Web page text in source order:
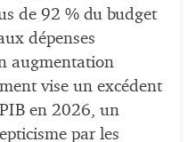
de 92 % du budget
dépenses
augmentation
vise un excédent
en 2026, un
par les